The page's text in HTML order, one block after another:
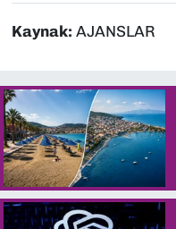
Kaynak: AJANSLAR